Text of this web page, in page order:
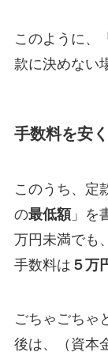
このように、
款に決めない
手数料を安
このうち、定
の最低額」を
万円未満でも
手数料は ５万
ごちゃごちゃ
後は、（資本